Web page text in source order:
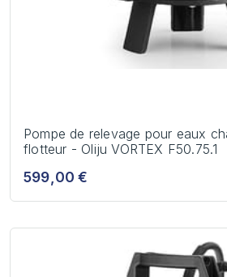
Pompe de relevage pour eaux
flotteur - Oliju VORTEX F50.75.1
599,00 €